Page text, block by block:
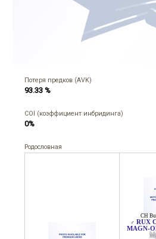
Потеря предков (AVK)
93.33 %
COI (коэффициент инбридинга)
0%
Родословная
CH
♂ RUX
MAGN-